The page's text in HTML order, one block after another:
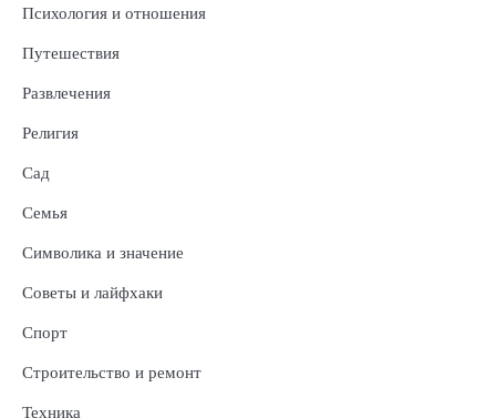
Психология и отношения
Путешествия
Развлечения
Религия
Сад
Семья
Символика и значение
Советы и лайфхаки
Спорт
Строительство и ремонт
Техника